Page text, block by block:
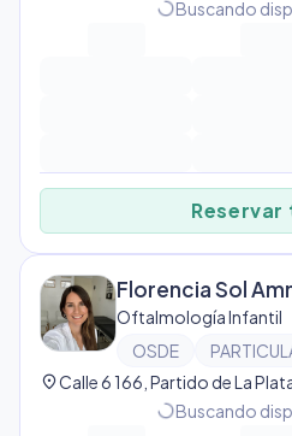
progress_activityBuscando
Reservar
Florencia Sol
Oftalmología Infantil
OSDE
location_on
progress_activityBuscando